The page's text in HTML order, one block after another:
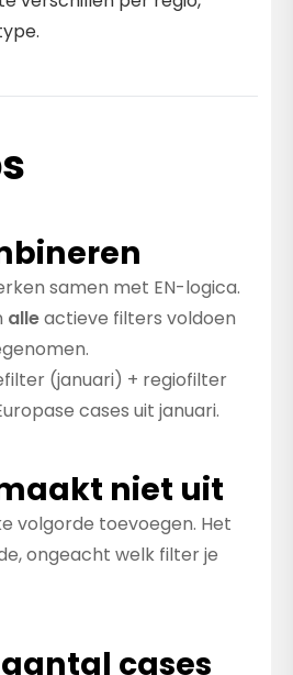
samen met EN-logica.
alleactieve filters voldoen
(januari) + regiofilter
cases uit januari.
niet uit
volgorde toevoegen. Het
ongeacht welk filter je
cases